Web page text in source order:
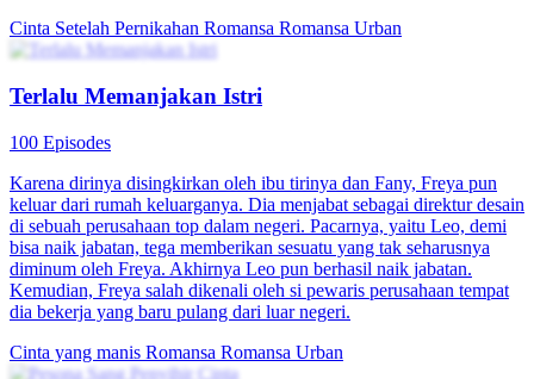
Cinta Setelah Pernikahan Romansa Romansa Urban
Terlalu Memanjakan Istri
100 Episodes
Karena dirinya disingkirkan oleh ibu tirinya dan Fany, Freya pun
keluar dari rumah keluarganya. Dia menjabat sebagai direktur desain
di sebuah perusahaan top dalam negeri. Pacarnya, yaitu Leo, demi
bisa naik jabatan, tega memberikan sesuatu yang tak seharusnya
diminum oleh Freya. Akhirnya Leo pun berhasil naik jabatan.
Kemudian, Freya salah dikenali oleh si pewaris perusahaan tempat
dia bekerja yang baru pulang dari luar negeri.
Cinta yang manis Romansa Romansa Urban